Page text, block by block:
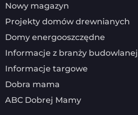
Nowy magazyn
Projekty domów drewnianych
Domy energooszczędne
Informacje z branży budowlanej
Informacje targowe
Dobra mama
ABC Dobrej Mamy